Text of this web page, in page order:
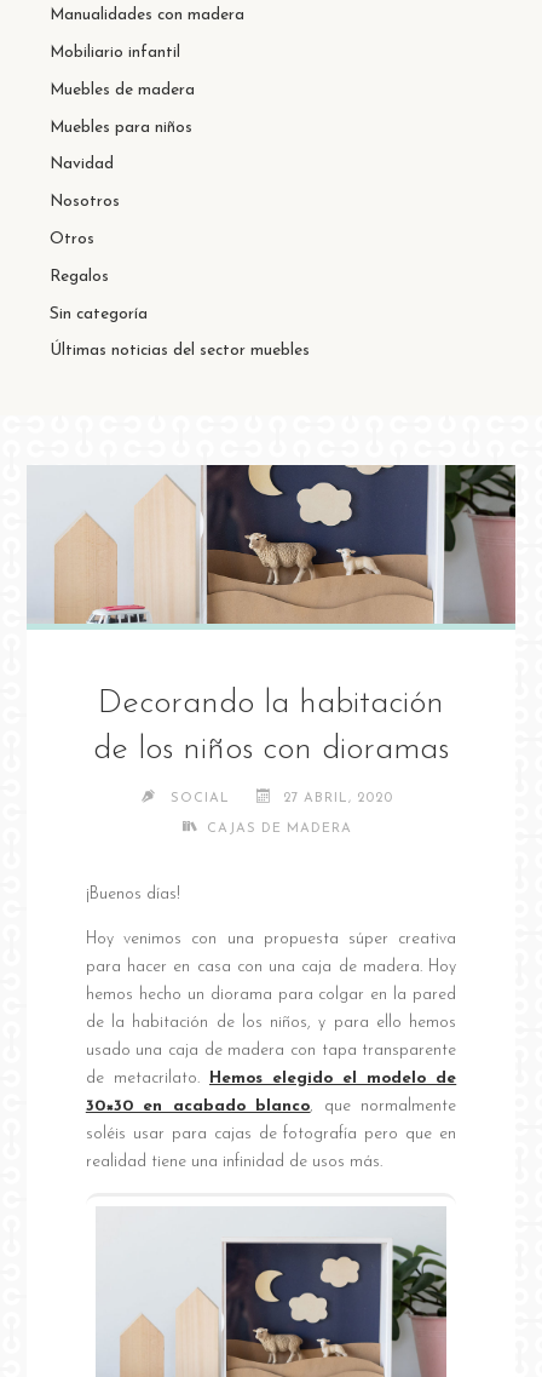
Manualidades con madera
Mobiliario infantil
Muebles de madera
Muebles para niños
Navidad
Nosotros
Otros
Regalos
Sin categoría
Últimas noticias del sector muebles
Decorando la habitación
de los niños con dioramas
SOCIAL 27 ABRIL, 2020
CAJAS DE MADERA
¡Buenos días!
Hoy venimos con una propuesta súper creativa
para hacer en casa con una caja de madera. Hoy
hemos hecho un diorama para colgar en la pared
de la habitación de los niños, y para ello hemos
usado una caja de madera con tapa transparente
de metacrilato.
Hemos elegido el modelo de
30×30 en acabado blanco, que normalmente
soléis usar para cajas de fotografía pero que en
realidad tiene una infinidad de usos más.